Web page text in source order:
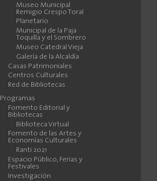
Museo Municipal
Remigio Crespo Toral
Planetario
Municipal de la Paja
Toquilla y el Sombrero
Museo Catedral Vieja
Galería de la Alcaldía
Casas Patrimoniales
Centros Culturales
Red de Bibliotecas
Programas
Fomento Editorial y
Bibliotecas
Biblioteca Virtual
Fomento de las Artes y
Economías Culturales
Ranti 2021
Espacio Público, Ferias y
Festivales
Investigación